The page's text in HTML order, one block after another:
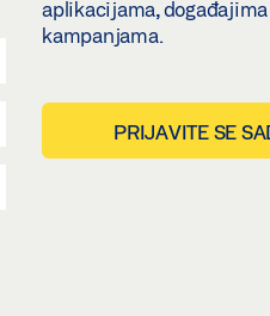
aplikacijama,
kampanjama.
PRIJAVITE SE